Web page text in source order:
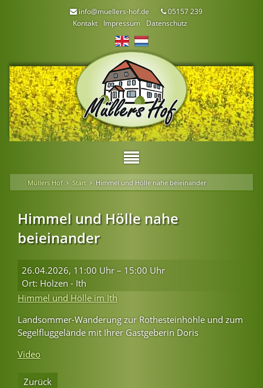
info@muellers-hof.de
05157 239
Kontakt
Impressum Datenschutz
Müllers Hof Start Himmel und Hölle nahe beieinander
Himmel und Hölle nahe
beieinander
26.04.2026, 11:00 Uhr – 15:00 Uhr
Ort: Holzen - Ith
Himmel und Hölle im Ith
Landsommer-Wanderung zur Rothesteinhöhle und zum
Segelfluggelände mit Ihrer Gastgeberin Doris
Video
Zurück